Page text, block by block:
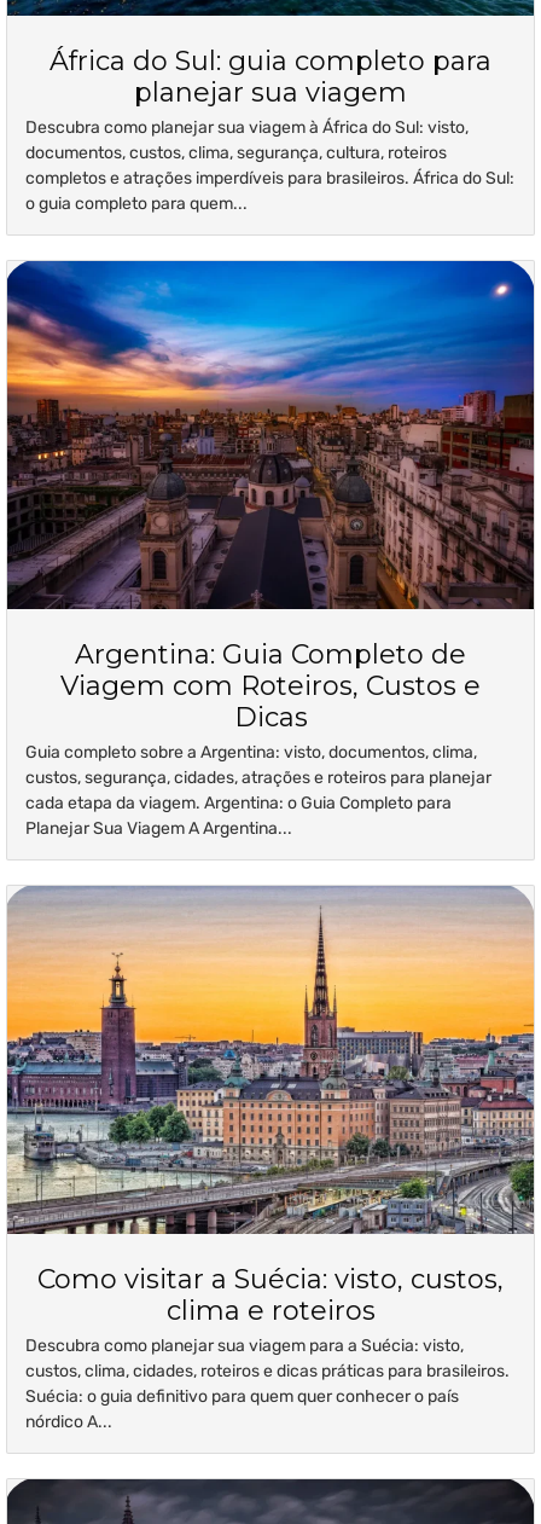
África do Sul: guia completo para
planejar sua viagem
Descubra como planejar sua viagem à África do Sul: visto,
documentos, custos, clima, segurança, cultura, roteiros
completos e atrações imperdíveis para brasileiros. África do Sul:
o guia completo para quem...
Argentina: Guia Completo de
Viagem com Roteiros, Custos e
Dicas
Guia completo sobre a Argentina: visto, documentos, clima,
custos, segurança, cidades, atrações e roteiros para planejar
cada etapa da viagem. Argentina: o Guia Completo para
Planejar Sua Viagem A Argentina...
Como visitar a Suécia: visto, custos,
clima e roteiros
Descubra como planejar sua viagem para a Suécia: visto,
custos, clima, cidades, roteiros e dicas práticas para brasileiros.
Suécia: o guia definitivo para quem quer conhecer o país
nórdico A...